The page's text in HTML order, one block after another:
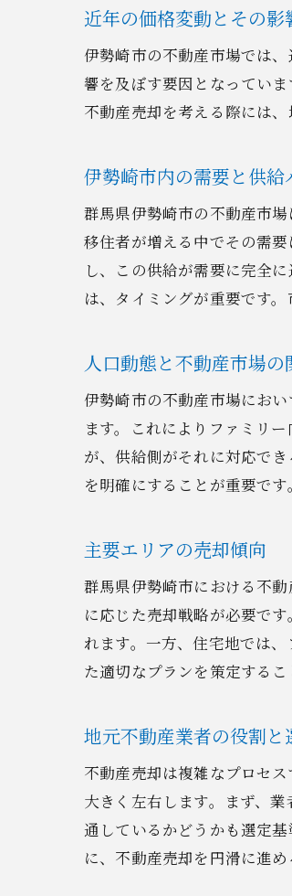
近年の価格変動とその影
伊勢崎市の不動産市場では
響を及ぼす要因となってい
不動産売却を考える際には
伊勢崎市内の需要と供給
群馬県伊勢崎市の不動産市
移住者が増える中でその需
し、この供給が需要に完全
は、タイミングが重要です
人口動態と不動産市場の
伊勢崎市の不動産市場にお
ます。これによりファミリ
が、供給側がそれに対応で
を明確にすることが重要で
主要エリアの売却傾向
群馬県伊勢崎市における不
に応じた売却戦略が必要で
れます。一方、住宅地では
た適切なプランを策定するこ
地元不動産業者の役割と
不動産売却は複雑なプロセ
大きく左右します。まず、
通しているかどうかも選定
に、不動産売却を円滑に進め